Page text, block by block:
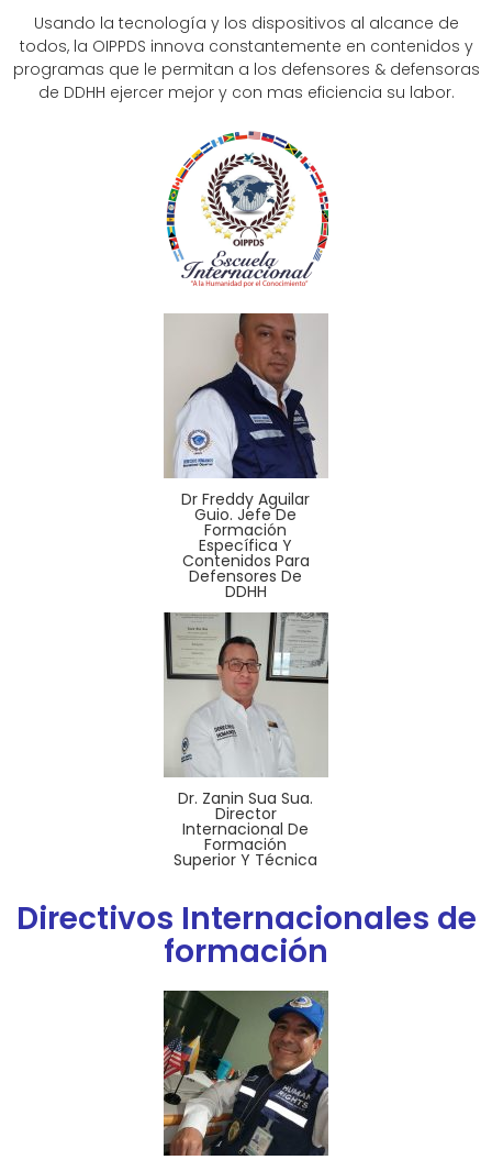
Usando la tecnología y los dispositivos al alcance de
todos, la OIPPDS innova constantemente en contenidos y
programas que le permitan a los defensores & defensoras
de DDHH ejercer mejor y con mas eficiencia su labor.
Dr Freddy Aguilar
Guio. Jefe De
Formación
Específica Y
Contenidos Para
Defensores De
DDHH
Dr. Zanin Sua Sua.
Director
Internacional De
Formación
Superior Y Técnica
Directivos Internacionales de
formación